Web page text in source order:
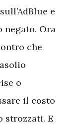
e
negato. Ora
che
o
il costo
strozzati. E